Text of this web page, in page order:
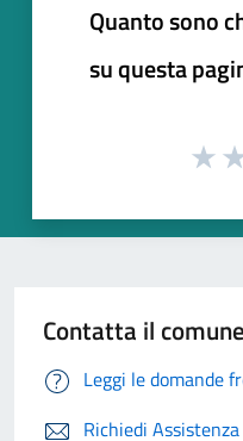
Quanto sono
su questa
Contatta il comune
Leggi le domande
Richiedi Assistenza